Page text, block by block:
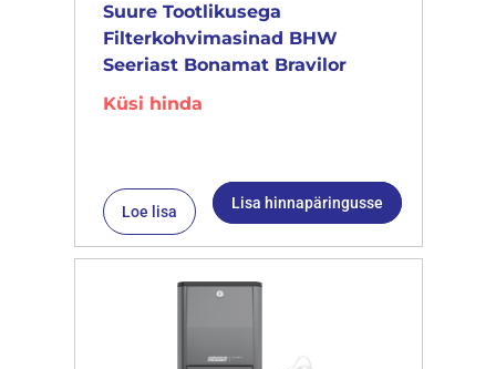
Suure Tootlikusega
Filterkohvimasinad BHW
Seeriast Bonamat Bravilor
Küsi hinda
Loe lisa Lisa hinnapäringusse